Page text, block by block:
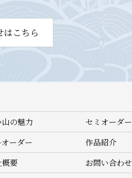
はこちら
の魅力
セミオーダー
オーダー
作品紹介
要
お問い合わせ